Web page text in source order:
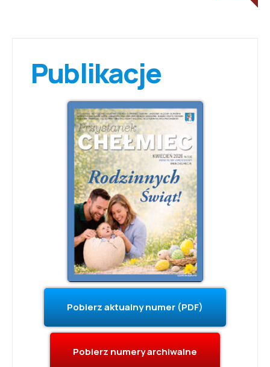
Publikacje
Pobierz aktualny numer (PDF)
Pobierz numery archiwalne